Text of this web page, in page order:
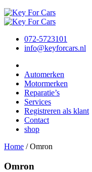
072-5723101
info@keyforcars.nl
Automerken
Motormerken
Reparatie’s
Services
Registreren als klant
Contact
shop
Home /Omron
Omron